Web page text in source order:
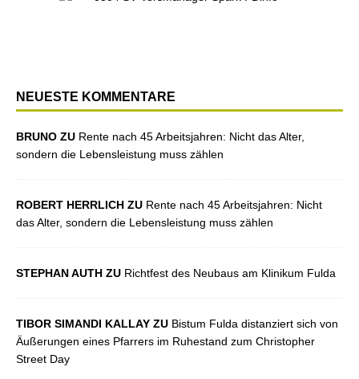
NEUESTE KOMMENTARE
BRUNO ZU Rente nach 45 Arbeitsjahren: Nicht das Alter,
sondern die Lebensleistung muss zählen
ROBERT HERRLICH ZU Rente nach 45 Arbeitsjahren: Nicht
das Alter, sondern die Lebensleistung muss zählen
STEPHAN AUTH ZU Richtfest des Neubaus am Klinikum Fulda
TIBOR SIMANDI KALLAY ZU Bistum Fulda distanziert sich von
Äußerungen eines Pfarrers im Ruhestand zum Christopher
Street Day